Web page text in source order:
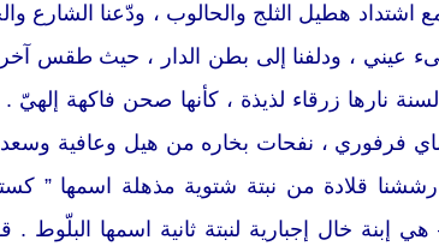
هطيل الثلج والحالوب ، ودّعنا الشارع
عيني ، ودلفنا إلى بطن الدار ، حيث طقس
نارها زرقاء لذيذة ، كأنها صحن فاكهة
فرفوري ، نفحات بخاره من هيل وعافية
رششنا قلادة من نبتة شتوية مذهلة اسمها ”
هي إبنة خال إجبارية لنبتة ثانية اسمها